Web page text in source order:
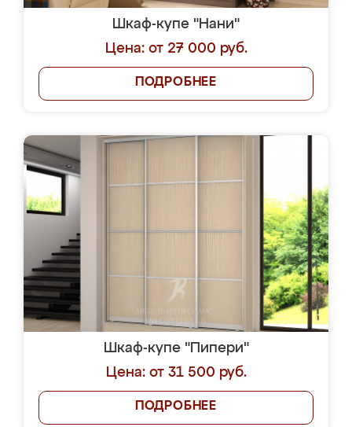
Шкаф-купе "Нани"
Цена: от 27 000 руб.
ПОДРОБНЕЕ
Шкаф-купе "Пипери"
Цена: от 31 500 руб.
ПОДРОБНЕЕ